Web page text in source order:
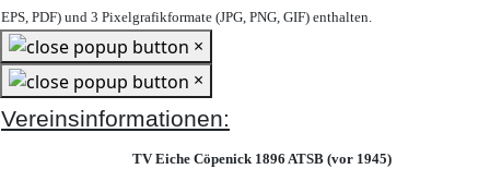
EPS, PDF) und 3 Pixelgrafikformate (JPG, PNG, GIF) enthalten.
×
×
Vereinsinformationen:
TV Eiche Cöpenick 1896 ATSB (vor 1945)